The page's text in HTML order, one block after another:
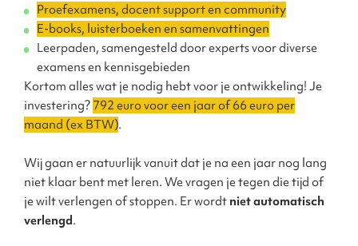
Proefexamens, docent support en community
E-books, luisterboeken en samenvattingen
Leerpaden, samengesteld door experts voor diverse
examens en kennisgebieden
Kortom alles wat je nodig hebt voor je ontwikkeling! Je
investering? 792 euro voor een jaar of 66 euro per
maand (ex BTW).
Wij gaan er natuurlijk vanuit dat je na een jaar nog lang
niet klaar bent met leren. We vragen je tegen die tijd of
je wilt verlengen of stoppen. Er wordt niet automatisch
verlengd.